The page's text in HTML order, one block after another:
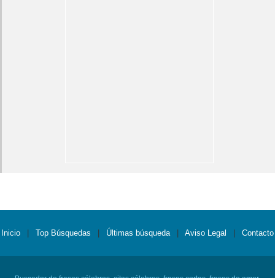
Inicio Top Búsquedas Últimas búsqueda Aviso Legal Contacto